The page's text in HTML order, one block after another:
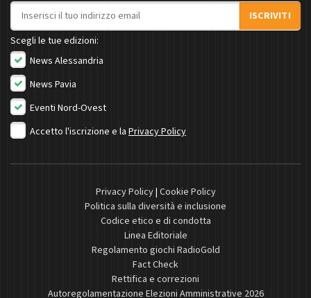
Indirizzo email
ISCRIVITI
Scegli le tue edizioni:
News Alessandria
News Pavia
Eventi Nord-Ovest
Accetto l'iscrizione e la Privacy Policy
Privacy Policy| Cookie Policy
Politica sulla diversità e inclusione
Codice etico e di condotta
Linea Editoriale
Regolamento giochi RadioGold
Fact Check
Rettifica e correzioni
Autoregolamentazione Elezioni Amministrative 2026